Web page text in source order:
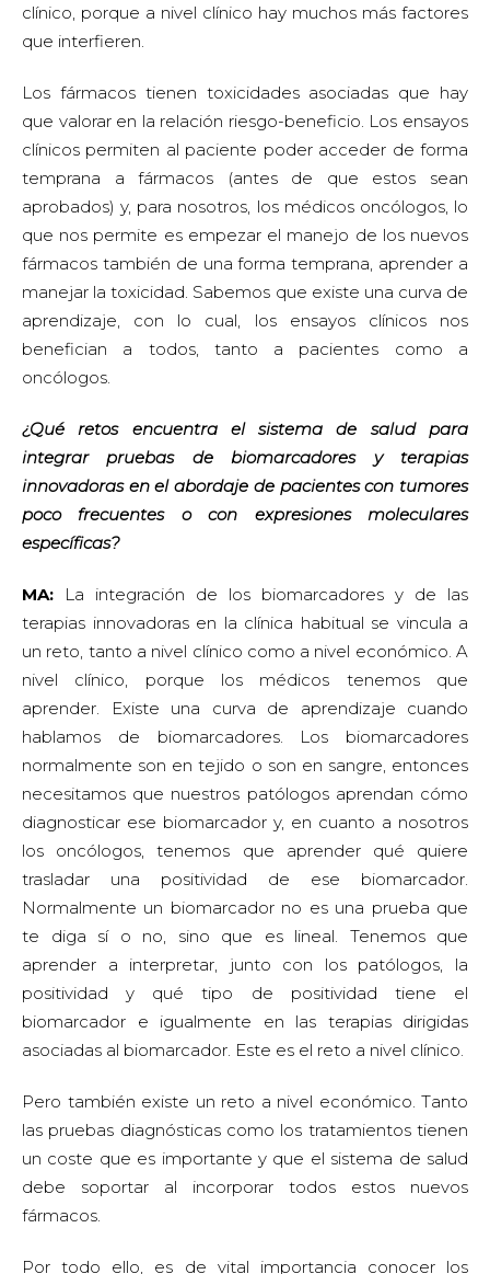
clínico, porque a nivel clínico hay muchos más factores
que interfieren.
Los fármacos tienen toxicidades asociadas que hay
que valorar en la relación riesgo-beneficio. Los ensayos
clínicos permiten al paciente poder acceder de forma
temprana a fármacos (antes de que estos sean
aprobados) y, para nosotros, los médicos oncólogos, lo
que nos permite es empezar el manejo de los nuevos
fármacos también de una forma temprana, aprender a
manejar la toxicidad. Sabemos que existe una curva de
aprendizaje, con lo cual, los ensayos clínicos nos
benefician a todos, tanto a pacientes como a
oncólogos.
¿Qué retos encuentra el sistema de salud para
integrar pruebas de biomarcadores y terapias
innovadoras en el abordaje de pacientes con tumores
poco frecuentes o con expresiones moleculares
específicas?
MA: La integración de los biomarcadores y de las
terapias innovadoras en la clínica habitual se vincula a
un reto, tanto a nivel clínico como a nivel económico. A
nivel clínico, porque los médicos tenemos que
aprender. Existe una curva de aprendizaje cuando
hablamos de biomarcadores. Los biomarcadores
normalmente son en tejido o son en sangre, entonces
necesitamos que nuestros patólogos aprendan cómo
diagnosticar ese biomarcador y, en cuanto a nosotros
los oncólogos, tenemos que aprender qué quiere
trasladar una positividad de ese biomarcador.
Normalmente un biomarcador no es una prueba que
te diga sí o no, sino que es lineal. Tenemos que
aprender a interpretar, junto con los patólogos, la
positividad y qué tipo de positividad tiene el
biomarcador e igualmente en las terapias dirigidas
asociadas al biomarcador. Este es el reto a nivel clínico.
Pero también existe un reto a nivel económico. Tanto
las pruebas diagnósticas como los tratamientos tienen
un coste que es importante y que el sistema de salud
debe soportar al incorporar todos estos nuevos
fármacos.
Por todo ello, es de vital importancia conocer los